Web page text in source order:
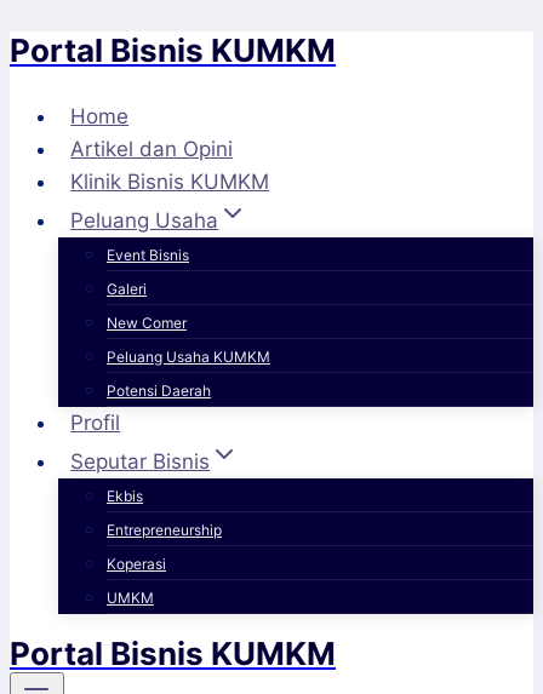
Skip
content
Portal Bisnis KUMKM
Home
Artikel dan Opini
Klinik Bisnis KUMKM
Peluang Usaha
Event Bisnis
Galeri
New Comer
Peluang Usaha KUMKM
Potensi Daerah
Profil
Seputar Bisnis
Ekbis
Entrepreneurship
Koperasi
UMKM
Portal Bisnis KUMKM